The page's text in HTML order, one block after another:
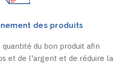
des produits
du bon produit afin
et de l'argent et de réduire la